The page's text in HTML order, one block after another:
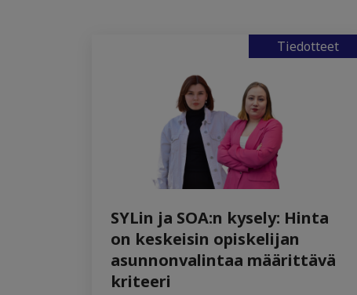
Tiedotteet
SYLin ja SOA:n kysely: Hinta
on keskeisin opiskelijan
asunnonvalintaa määrittävä
kriteeri